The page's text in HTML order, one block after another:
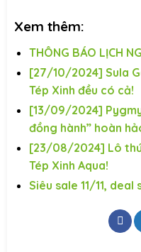
Xem thêm:
THÔNG BÁO LỊCH
[27/10/2024] Sula
Tép Xinh đều có cả!
[13/09/2024]
đồng hành” hoàn
[23/08/2024] Lô
Tép Xinh Aqua!
Siêu sale 11/11, deal